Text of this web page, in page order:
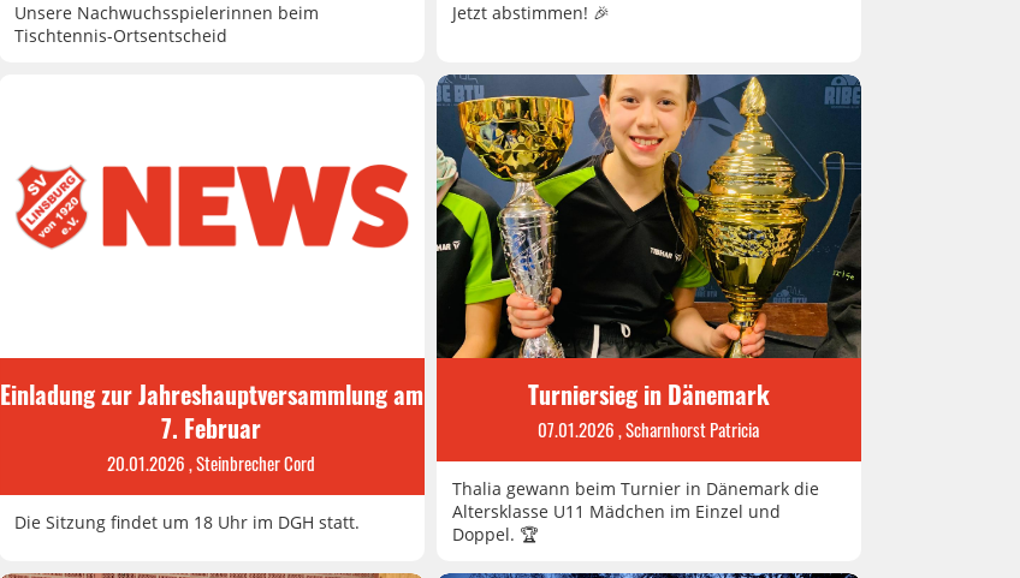
Unsere Nachwuchsspielerinnen beim
Tischtennis-Ortsentscheid
Jetzt abstimmen! 🎉
Einladung zur Jahreshauptversammlung am
7. Februar
20.01.2026, Steinbrecher Cord
Die Sitzung findet um 18 Uhr im DGH statt.
Turniersieg in Dänemark
07.01.2026, Scharnhorst Patricia
Thalia gewann beim Turnier in Dänemark die
Altersklasse U11 Mädchen im Einzel und
Doppel. 🏆